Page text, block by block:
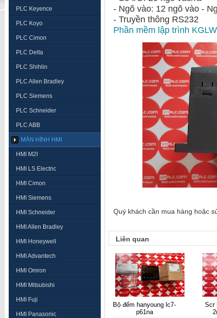
PLC Keyence
PLC Koyo
PLC Cimon
PLC Delta
PLC Shihlin
PLC Allen Bradley
PLC Siemens
PLC Schneider
PLC ABB
MÀN HÌNH HMI
HMI M2I
HMI LS Electric
HMI Cimon
HMI Siemens
HMI Schneider
HMI Allen Bradley
HMI Honeywell
HMI Advantech
HMI Omron
HMI Mitsubishi
HMI Fuji
HMI Panasonic
- Ngõ
- Truyền thông RS232
Phần mềm lập trình
Quý khách cần mua hàng hoặc
Liên quan
bộ đếm hanyoung lc7-
p61na
scr hanyoung tpr2-